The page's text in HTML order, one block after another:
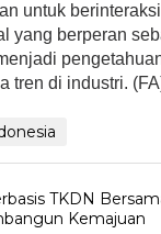
untuk
yang berperan
tren di industri.
TKDN
Kemajuan